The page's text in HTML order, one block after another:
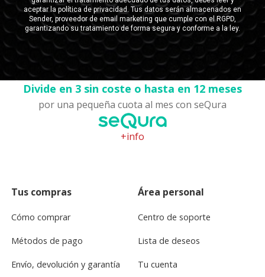
Divide en 3 sin coste o hasta en 12 meses
por una pequeña cuota al mes con seQura
+info
Tus compras
Cómo comprar
Métodos de pago
Envío, devolución y garantía
Área personal
Centro de soporte
Lista de deseos
Tu cuenta